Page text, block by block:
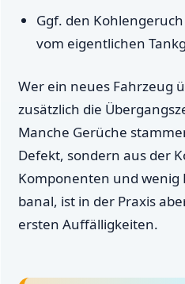
Ggf. den
vom eigentlichen
Wer ein neues Fahrzeug
zusätzlich die
Manche Gerüche
Defekt, sondern aus der
Komponenten und wenig
banal, ist in der Praxis
ersten Auffälligkeiten.